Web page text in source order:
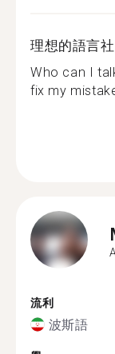
理想的語言
Who can I
fix my
流利
波斯語